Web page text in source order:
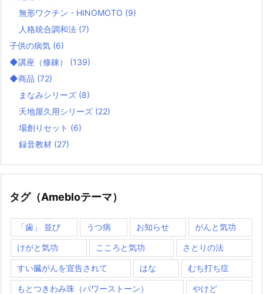
無形ワクチン・HINOMOTO (9)
人格統合調和法 (7)
子供の病気 (6)
◆講座（修錬） (139)
◆商品 (72)
まなみシリーズ (8)
天地屋久用シリーズ (22)
場創りセット (6)
録音教材 (27)
タグ（Amebloテーマ）
「歯」 並び うつ病 お知らせ がんと気功
けがと気功 こころと気功 さとりの法
すい臓がんを宣告されて はな むち打ち症
もとつきわみ珠（パワーストーン） やけど